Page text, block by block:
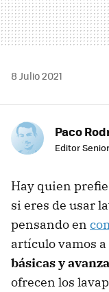
8 Julio 2021
Paco
Editor Senior
Hay quien
si eres de usar
pensando en
artículo vamos
básicas y
ofrecen los